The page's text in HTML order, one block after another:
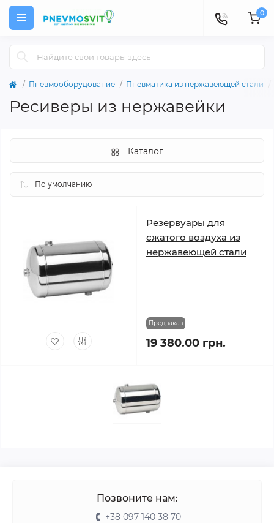
0
Пневмооборудование Пневматика из нержавеющей стали
Ресиверы из нержавейки
Каталог
Резервуары для
сжатого воздуха из
нержавеющей стали
Предзаказ
19 380.00 грн.
Позвоните нам:
+38 097 140 38 70